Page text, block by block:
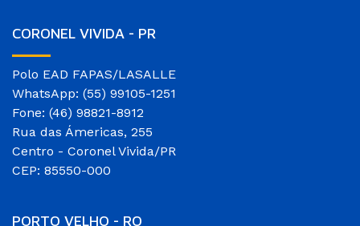
CORONEL VIVIDA - PR
Polo EAD FAPAS/LASALLE
WhatsApp: (55) 99105-1251
Fone: (46) 98821-8912
Rua das Ámericas, 255
Centro - Coronel Vivida/PR
CEP: 85550-000
PORTO VELHO - RO